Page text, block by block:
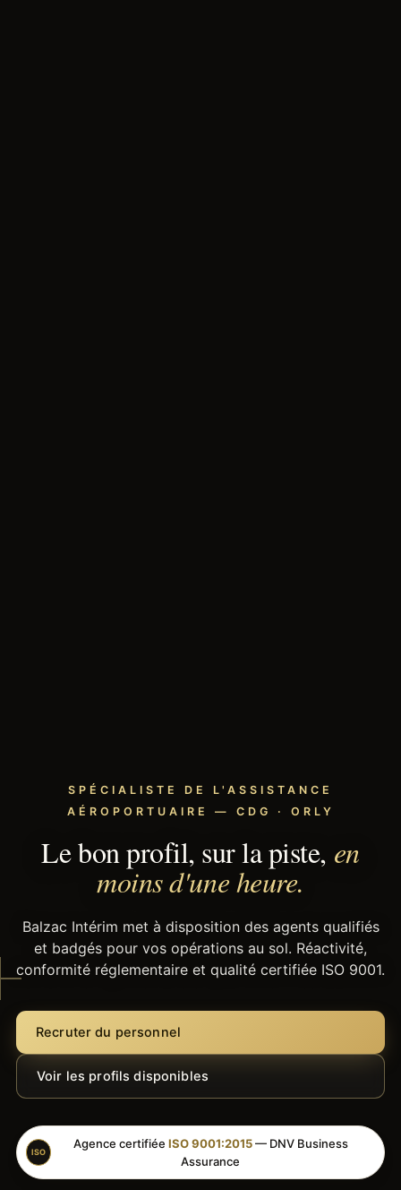
SPÉCIALISTE DE L'ASSISTANCE
AÉROPORTUAIRE — CDG · ORLY
Le bon profil, sur la piste, en
moins d'une heure.
Balzac Intérim met à disposition des agents qualifiés
et badgés pour vos opérations au sol. Réactivité,
conformité réglementaire et qualité certifiée ISO 9001.
Recruter du personnel
Voir les profils disponibles
ISO
Agence certifiée ISO 9001:2015— DNV Business
Assurance